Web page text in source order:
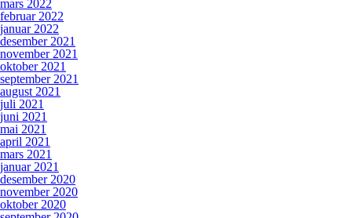
mars 2022
februar 2022
januar 2022
desember 2021
november 2021
oktober 2021
september 2021
august 2021
juli 2021
juni 2021
mai 2021
april 2021
mars 2021
januar 2021
desember 2020
november 2020
oktober 2020